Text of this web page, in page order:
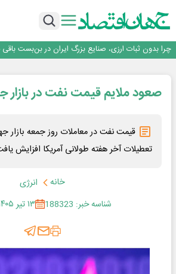
روزنامه ۱۷ مرداد
چرا بدون ثبات ارزی، صنایع بزرگ ایران در بن‌بست باقی
روزنامه ۱۷ مرداد
افزایش قیمت بلیت اتوبوس فصلی شد؟
صعود ملایم قیمت نفت در بازار
قیمت نفت در معاملات روز جمعه بازار
تعطیلات آخر هفته طولانی آمریکا افزایش
خانه
انرژی
شناسه خبر: 188323
۱۳ تیر ۱۴۰۵